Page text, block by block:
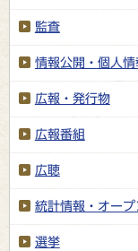
監査
情報公開・個人情
広報・発行物
広報番組
広聴
統計情報・オープ
選挙